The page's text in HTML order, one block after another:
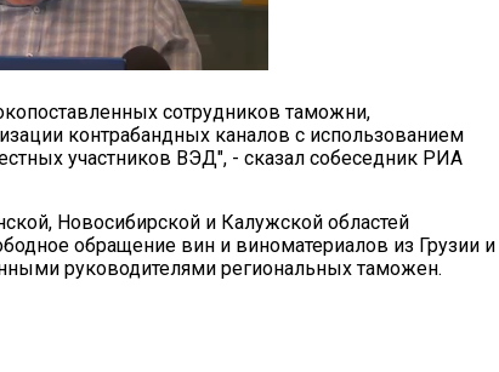
сотрудников таможни,
контрабандных каналов с использованием
участников ВЭД", - сказал собеседник РИА
Новосибирской и Калужской областей
обращение вин и виноматериалов из Грузии и
руководителями региональных таможен.